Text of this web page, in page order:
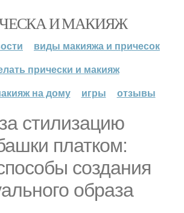
И МАКИЯЖ
виды макияжа и причесок
прически и макияж
на дому
игры отзывы
стилизацию
платком:
создания
образа